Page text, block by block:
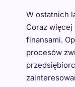
W ostatnich
Coraz
finansami.
procesów